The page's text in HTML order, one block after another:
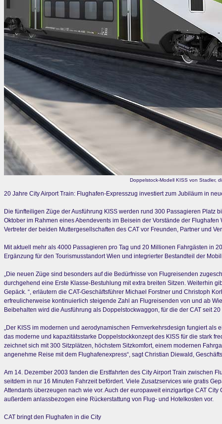
Doppelstock-Modell KISS von Stadler,
20 Jahre City Airport Train: Flughafen-Expresszug investiert zum Jubiläum in
Die fünfteiligen Züge der Ausführung KISS werden rund 300 Passagieren
Oktober im Rahmen eines Abendevents im Beisein der Vorstände der
Vertreter der beiden Muttergesellschaften des CAT vor Freunden, Partner und
Mit aktuell mehr als 4000 Passagieren pro Tag und 20 Millionen Fahrgästen in
Ergänzung für den Tourismusstandort Wien und integrierter Bestandteil der
„Die neuen Züge sind besonders auf die Bedürfnisse von Flugreisenden
durchgehend eine Erste Klasse-Bestuhlung mit extra breiten Sitzen. Weiterhin
Gepäck. “, erläutern die CAT-Geschäftsführer Michael Forstner und Christoph
erfreulicherweise kontinuierlich steigende Zahl an Flugreisenden von und ab
Beibehalten wird die Ausführung als Doppelstockwaggon, für die der CAT seit
„Der KISS im modernen und aerodynamischen Fernverkehrsdesign fungiert
das moderne und kapazitätsstarke Doppelstockkonzept des KISS für die stark
zeichnet sich mit 300 Sitzplätzen, höchstem Sitzkomfort, einem modernen
angenehme Reise mit dem Flughafenexpress“, sagt Christian Diewald,
Am 14. Dezember 2003 fanden die Erstfahrten des City Airport Train zwischen
seitdem in nur 16 Minuten Fahrzeit befördert. Viele Zusatzservices wie gratis
Attendants überzeugen nach wie vor. Auch der europaweit einzigartige CAT
außerdem anlassbezogen eine Rückerstattung von Flug- und Hotelkosten vor.
CAT bringt den Flughafen in die City